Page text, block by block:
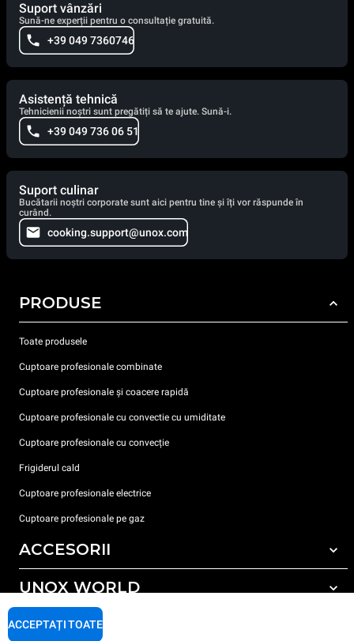
Suport vânzări
Sună-ne experții pentru o consultație gratuită.
+39 049 7360746
Asistență tehnică
Tehnicienii noștri sunt pregătiți să te ajute. Sună-i.
+39 049 736 06 51
Suport culinar
Bucătarii noștri corporate sunt aici pentru tine și îți vor răspunde în
curând.
cooking.support@unox.com
PRODUSE
Toate produsele
Cuptoare profesionale combinate
Cuptoare profesionale și coacere rapidă
Cuptoare profesionale cu convectie cu umiditate
Cuptoare profesionale cu convecție
Frigiderul cald
Cuptoare profesionale electrice
Cuptoare profesionale pe gaz
ACCESORII
Toate accesoriile
Detergent pentru spălarea automată
Detergent pentru spălarea manuală
UNOX WORLD
Sediile noastre în lume
SUPORT
ACCEPTAȚI TOATE